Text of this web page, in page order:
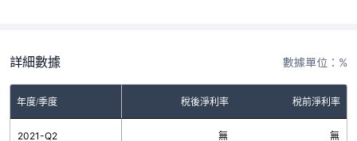
詳細數據 數據單位：%
年度/季度 稅後淨利率 稅前淨利率
2021-Q2 無 無